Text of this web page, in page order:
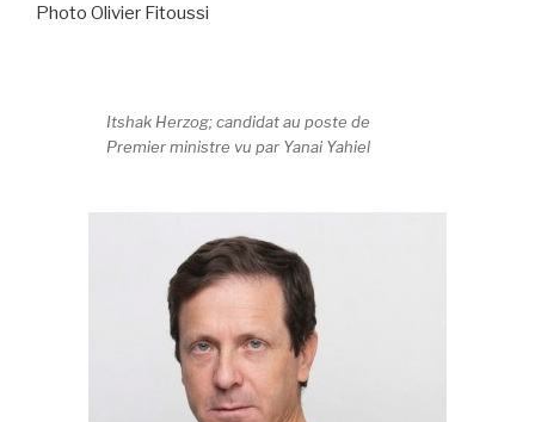
Photo Olivier Fitoussi
Itshak Herzog; candidat au poste de
Premier ministre vu par Yanai Yahiel